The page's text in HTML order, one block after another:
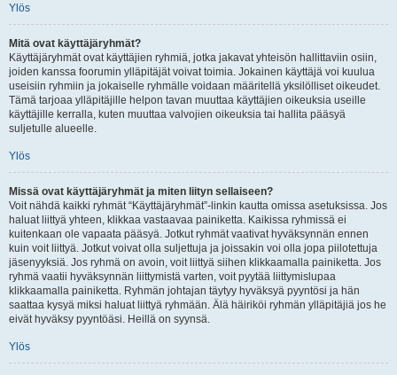
Ylös
Mitä ovat käyttäjäryhmät?
Käyttäjäryhmät ovat käyttäjien ryhmiä, jotka jakavat yhteisön hallittaviin osiin,
joiden kanssa foorumin ylläpitäjät voivat toimia. Jokainen käyttäjä voi kuulua
useisiin ryhmiin ja jokaiselle ryhmälle voidaan määritellä yksilölliset oikeudet.
Tämä tarjoaa ylläpitäjille helpon tavan muuttaa käyttäjien oikeuksia useille
käyttäjille kerralla, kuten muuttaa valvojien oikeuksia tai hallita pääsyä
suljetulle alueelle.
Ylös
Missä ovat käyttäjäryhmät ja miten liityn sellaiseen?
Voit nähdä kaikki ryhmät “Käyttäjäryhmät”-linkin kautta omissa asetuksissa. Jos
haluat liittyä yhteen, klikkaa vastaavaa painiketta. Kaikissa ryhmissä ei
kuitenkaan ole vapaata pääsyä. Jotkut ryhmät vaativat hyväksynnän ennen
kuin voit liittyä. Jotkut voivat olla suljettuja ja joissakin voi olla jopa piilotettuja
jäsenyyksiä. Jos ryhmä on avoin, voit liittyä siihen klikkaamalla painiketta. Jos
ryhmä vaatii hyväksynnän liittymistä varten, voit pyytää liittymislupaa
klikkaamalla painiketta. Ryhmän johtajan täytyy hyväksyä pyyntösi ja hän
saattaa kysyä miksi haluat liittyä ryhmään. Älä häiriköi ryhmän ylläpitäjiä jos he
eivät hyväksy pyyntöäsi. Heillä on syynsä.
Ylös